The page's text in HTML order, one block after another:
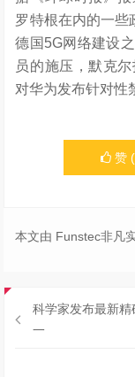
罗特根在内的一些
德国5G网络建设
员的施压，默克
对华为发布针对性
赞 (
本文由 Funstec非凡
科学家发布最新
一